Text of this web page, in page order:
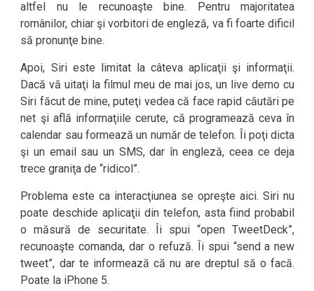
altfel nu le recunoaşte bine. Pentru majoritatea
românilor, chiar şi vorbitori de engleză, va fi foarte dificil
să pronunţe bine.
Apoi, Siri este limitat la câteva aplicaţii şi informaţii.
Dacă vă uitaţi la filmul meu de mai jos, un live demo cu
Siri făcut de mine, puteţi vedea că face rapid căutări pe
net şi află informaţiile cerute, că programează ceva în
calendar sau formează un număr de telefon. Îi poţi dicta
şi un email sau un SMS, dar în engleză, ceea ce deja
trece graniţa de “ridicol”.
Problema este ca interacţiunea se opreşte aici. Siri nu
poate deschide aplicaţii din telefon, asta fiind probabil
o măsură de securitate. Îi spui “open TweetDeck”,
recunoaşte comanda, dar o refuză. Îi spui “send a new
tweet”, dar te informează că nu are dreptul să o facă.
Poate la iPhone 5.